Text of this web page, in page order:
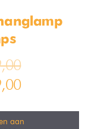
wordt